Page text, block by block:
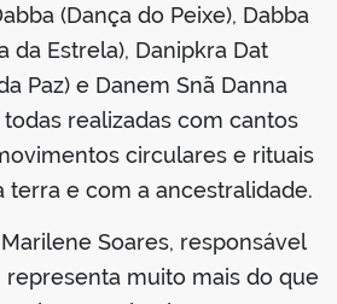
(Dança do Peixe), Dabba
da Estrela), Danipkra Dat
Paz) e Danem Snã Danna
todas realizadas com cantos
circulares e rituais
terra e com a ancestralidade.
Soares, responsável
representa muito mais do que